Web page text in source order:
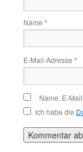
Name *
E-Mail-Adresse *
Name, E-
Ich habe die